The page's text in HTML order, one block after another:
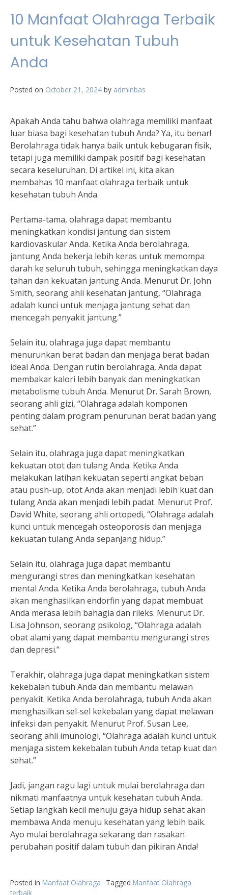
10 Manfaat Olahraga Terbaik
untuk Kesehatan Tubuh
Anda
Posted on October 21, 2024 by adminbas
Apakah Anda tahu bahwa olahraga memiliki manfaat
luar biasa bagi kesehatan tubuh Anda? Ya, itu benar!
Berolahraga tidak hanya baik untuk kebugaran fisik,
tetapi juga memiliki dampak positif bagi kesehatan
secara keseluruhan. Di artikel ini, kita akan
membahas 10 manfaat olahraga terbaik untuk
kesehatan tubuh Anda.
Pertama-tama, olahraga dapat membantu
meningkatkan kondisi jantung dan sistem
kardiovaskular Anda. Ketika Anda berolahraga,
jantung Anda bekerja lebih keras untuk memompa
darah ke seluruh tubuh, sehingga meningkatkan daya
tahan dan kekuatan jantung Anda. Menurut Dr. John
Smith, seorang ahli kesehatan jantung, “Olahraga
adalah kunci untuk menjaga jantung sehat dan
mencegah penyakit jantung.”
Selain itu, olahraga juga dapat membantu
menurunkan berat badan dan menjaga berat badan
ideal Anda. Dengan rutin berolahraga, Anda dapat
membakar kalori lebih banyak dan meningkatkan
metabolisme tubuh Anda. Menurut Dr. Sarah Brown,
seorang ahli gizi, “Olahraga adalah komponen
penting dalam program penurunan berat badan yang
sehat.”
Selain itu, olahraga juga dapat meningkatkan
kekuatan otot dan tulang Anda. Ketika Anda
melakukan latihan kekuatan seperti angkat beban
atau push-up, otot Anda akan menjadi lebih kuat dan
tulang Anda akan menjadi lebih padat. Menurut Prof.
David White, seorang ahli ortopedi, “Olahraga adalah
kunci untuk mencegah osteoporosis dan menjaga
kekuatan tulang Anda sepanjang hidup.”
Selain itu, olahraga juga dapat membantu
mengurangi stres dan meningkatkan kesehatan
mental Anda. Ketika Anda berolahraga, tubuh Anda
akan menghasilkan endorfin yang dapat membuat
Anda merasa lebih bahagia dan rileks. Menurut Dr.
Lisa Johnson, seorang psikolog, “Olahraga adalah
obat alami yang dapat membantu mengurangi stres
dan depresi.”
Terakhir, olahraga juga dapat meningkatkan sistem
kekebalan tubuh Anda dan membantu melawan
penyakit. Ketika Anda berolahraga, tubuh Anda akan
menghasilkan sel-sel kekebalan yang dapat melawan
infeksi dan penyakit. Menurut Prof. Susan Lee,
seorang ahli imunologi, “Olahraga adalah kunci untuk
menjaga sistem kekebalan tubuh Anda tetap kuat dan
sehat.”
Jadi, jangan ragu lagi untuk mulai berolahraga dan
nikmati manfaatnya untuk kesehatan tubuh Anda.
Setiap langkah kecil menuju gaya hidup sehat akan
membawa Anda menuju kesehatan yang lebih baik.
Ayo mulai berolahraga sekarang dan rasakan
perubahan positif dalam tubuh dan pikiran Anda!
Posted in Manfaat Olahraga Tagged Manfaat Olahraga
terbaik